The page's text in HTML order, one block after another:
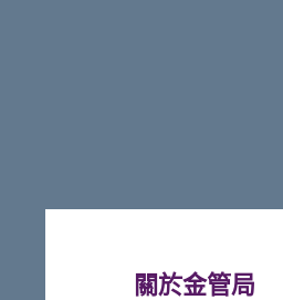
關於金管局